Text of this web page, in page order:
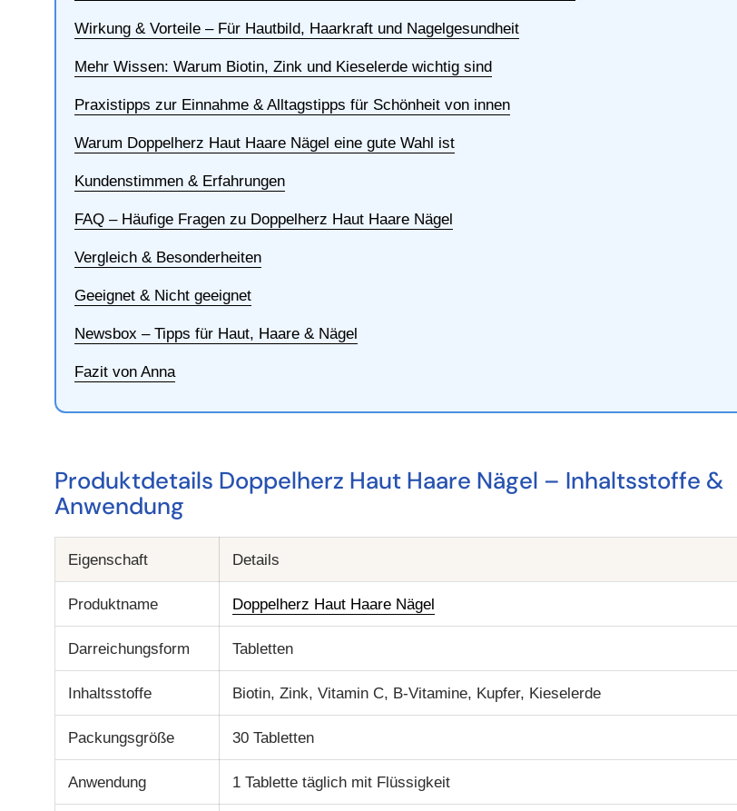
Wirkung & Vorteile – Für Hautbild, Haarkraft und Nagelgesundheit
Mehr Wissen: Warum Biotin, Zink und Kieselerde wichtig sind
Praxistipps zur Einnahme & Alltagstipps für Schönheit von innen
Warum Doppelherz Haut Haare Nägel eine gute Wahl ist
Kundenstimmen & Erfahrungen
FAQ – Häufige Fragen zu Doppelherz Haut Haare Nägel
Vergleich & Besonderheiten
Geeignet & Nicht geeignet
Newsbox – Tipps für Haut, Haare & Nägel
Fazit von Anna
Produktdetails Doppelherz Haut Haare Nägel – Inhaltsstoffe &
Anwendung
Eigenschaft Details
Produktname Doppelherz Haut Haare Nägel
Darreichungsform Tabletten
Inhaltsstoffe Biotin, Zink, Vitamin C, B-Vitamine, Kupfer, Kieselerde
Packungsgröße 30 Tabletten
Anwendung 1 Tablette täglich mit Flüssigkeit